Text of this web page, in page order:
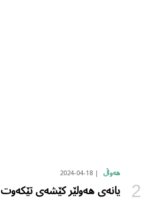
هەواڵ 2024-04-18
یانەی هەولێر کێشەی تێکەوت